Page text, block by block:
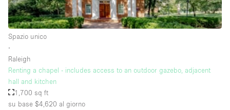
Raw
Riscaldamento
Smoking Area
Spazio living
Spazio unico
∙
Raleigh
Renting a chapel - includes access to an outdoor gazebo, adjacent
hall and kitchen
1,700 sq ft
su base $4,620 al giorno